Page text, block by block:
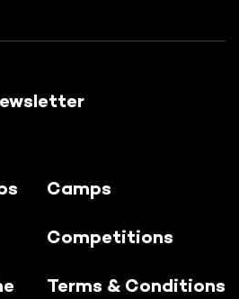
Camps
Competitions
Terms & Conditions